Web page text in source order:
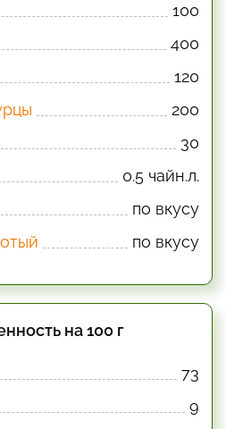
100
400
120
200
30
0.5 чайн.л.
по вкусу
по вкусу
на 100 г
73
9